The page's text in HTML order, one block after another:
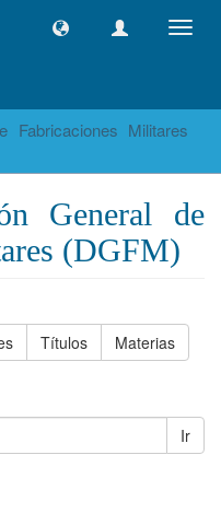
Fabricaciones Militares
General de
(DGFM)
Títulos Materias
Ir